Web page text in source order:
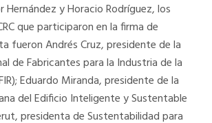
Hernández y Horacio Rodríguez, los
que participaron en la firma de
fueron Andrés Cruz, presidente de la
de Fabricantes para la Industria de la
Eduardo Miranda, presidente de la
del Edificio Inteligente y Sustentable
presidenta de Sustentabilidad para